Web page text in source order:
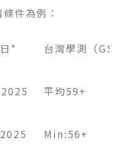
件為例：
* 台灣學測（
平均59+
Min:56+